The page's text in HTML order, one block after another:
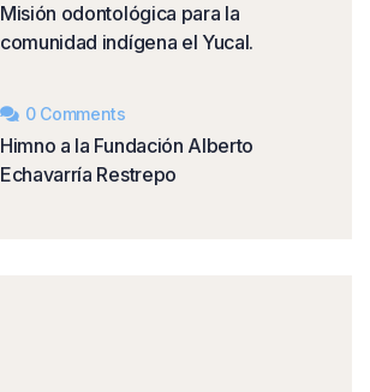
Misión odontológica para la
comunidad indígena el Yucal.
0 Comments
Himno a la Fundación Alberto
Echavarría Restrepo